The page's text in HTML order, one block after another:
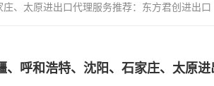
、太原进出口代理服务推荐：东方君创进出口
、呼和浩特、沈阳、石家庄、太原